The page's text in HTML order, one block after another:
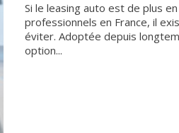
Si le leasing auto est de plus
professionnels en France, il
éviter. Adoptée depuis
option...